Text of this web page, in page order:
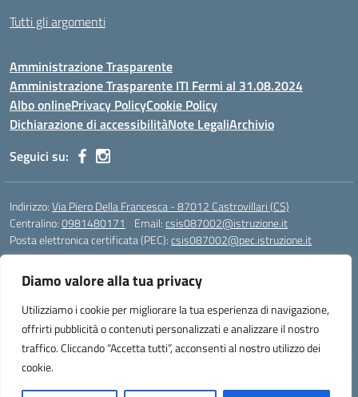
Diamo valore alla tua privacy
Utilizziamo i cookie per migliorare la tua esperienza di navigazione,
offrirti pubblicità o contenuti personalizzati e analizzare il nostro
traffico. Cliccando “Accetta tutti”, acconsenti al nostro utilizzo dei
cookie.
Tutti gli argomenti
Amministrazione Trasparente
Amministrazione Trasparente ITI Fermi al 31.08.2024
Albo onlinePrivacy PolicyCookie Policy
Dichiarazione di accessibilitàNote LegaliArchivio
Seguici su:
Indirizzo:Via Piero Della Francesca - 87012 Castrovillari (CS)
Centralino:0981480171 Email:csis087002@istruzione.it
Posta elettronica certificata (PEC):csis087002@pec.istruzione.it
Codice meccanografico:CSIS087002
Codice Indice delle Pubbliche Amministrazioni (IPA): PNG4CA8K
Codice unico di fatturazione (CUF): R8N7JA